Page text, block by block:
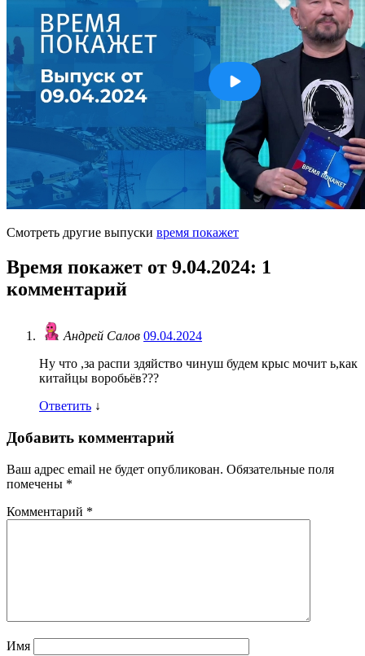
Смотреть другие выпуски время покажет
Время покажет от 9.04.2024: 1
комментарий
Андрей Салов 09.04.2024
Ну что ,за распи здяйство чинуш будем крыс мочит ь,как
китайцы воробьёв???
Ответить ↓
Добавить комментарий
Ваш адрес email не будет опубликован. Обязательные поля
помечены *
Комментарий *
Имя